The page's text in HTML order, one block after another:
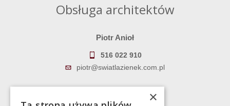
Obsługa architektów
Piotr Anioł
516 022 910
piotr@swiatlazienek.com.pl
×